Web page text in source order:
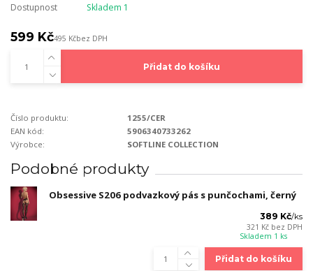
Dostupnost Skladem 1
599 Kč495 Kčbez DPH
Přidat do košíku
Číslo produktu:
1255/CER
EAN kód:
5906340733262
Výrobce:
SOFTLINE COLLECTION
Podobné produkty
Obsessive S206 podvazkový pás s punčochami, černý
389 Kč/ks
321 Kč bez DPH
Skladem 1 ks
Přidat do košíku